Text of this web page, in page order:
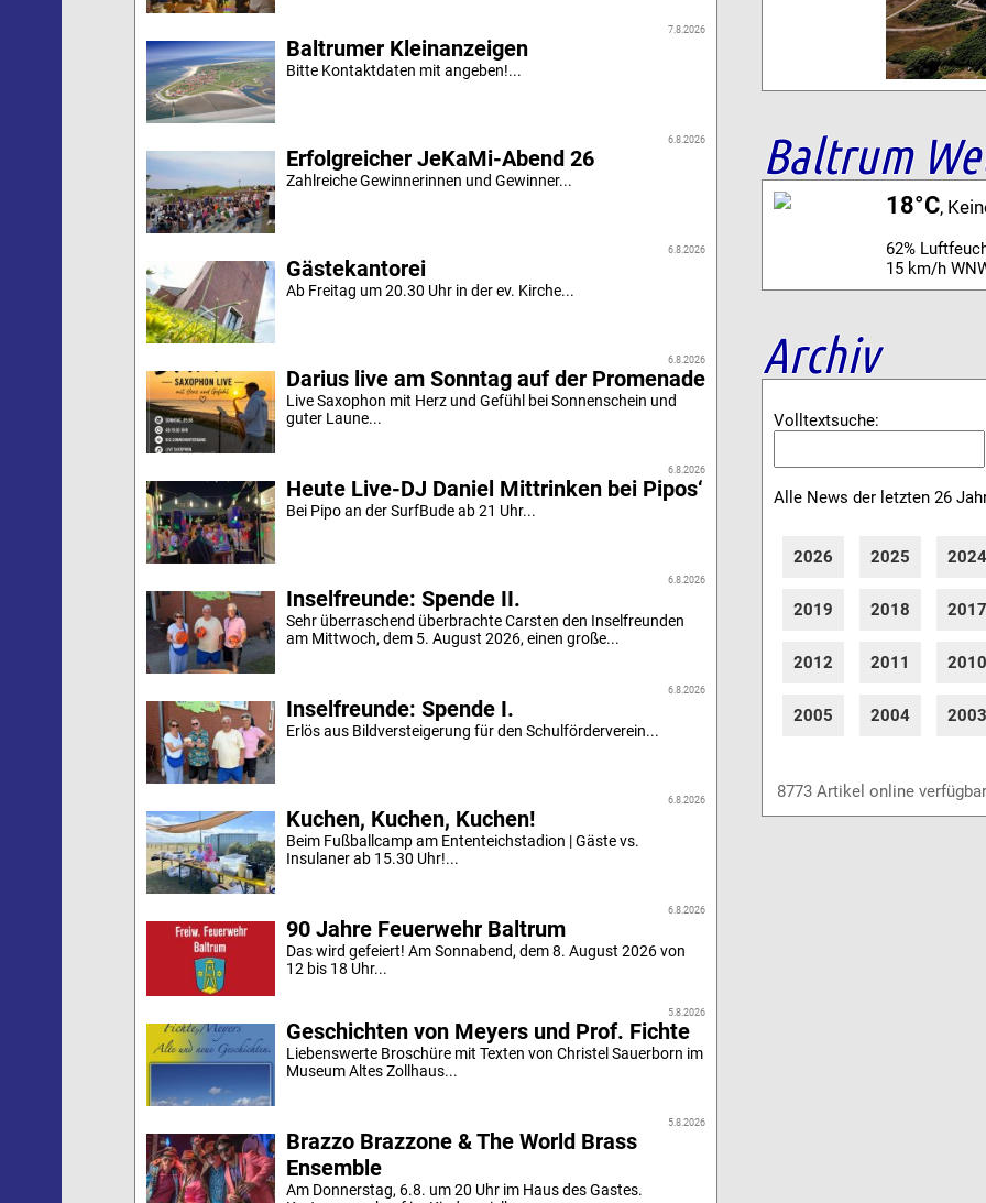
7.8.2026
Baltrumer Kleinanzeigen
Bitte Kontaktdaten mit angeben!...
6.8.2026
Erfolgreicher JeKaMi-Abend 26
Zahlreiche Gewinnerinnen und Gewinner...
6.8.2026
Gästekantorei
Ab Freitag um 20.30 Uhr in der ev. Kirche...
6.8.2026
Darius live am Sonntag auf der Promenade
Live Saxophon mit Herz und Gefühl bei Sonnenschein und
guter Laune...
6.8.2026
Heute Live-DJ Daniel Mittrinken bei Pipos‘
Bei Pipo an der SurfBude ab 21 Uhr...
6.8.2026
Inselfreunde: Spende II.
Sehr überraschend überbrachte Carsten den Inselfreunden
am Mittwoch, dem 5. August 2026, einen große...
6.8.2026
Inselfreunde: Spende I.
Erlös aus Bildversteigerung für den Schulförderverein...
6.8.2026
Kuchen, Kuchen, Kuchen!
Beim Fußballcamp am Ententeichstadion | Gäste vs.
Insulaner ab 15.30 Uhr!...
6.8.2026
90 Jahre Feuerwehr Baltrum
Das wird gefeiert! Am Sonnabend, dem 8. August 2026 von
12 bis 18 Uhr...
5.8.2026
Geschichten von Meyers und Prof. Fichte
Liebenswerte Broschüre mit Texten von Christel Sauerborn im
Museum Altes Zollhaus...
5.8.2026
Brazzo Brazzone & The World Brass
Ensemble
Am Donnerstag, 6.8. um 20 Uhr im Haus des Gastes.
Baltrum
18°C,
62%
15 km/h
Archiv
Volltextsuche:
Alle News der letzten 26
2026 2025
2019 2018
2012 2011
2005 2004
8773 Artikel online